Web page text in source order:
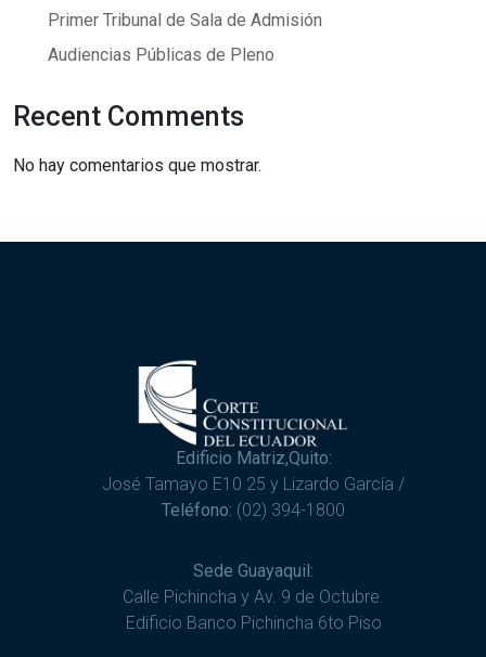
Primer Tribunal de Sala de Admisión
Audiencias Públicas de Pleno
Recent Comments
No hay comentarios que mostrar.
Edificio Matriz,Quito:
José Tamayo E10 25 y Lizardo García /
Teléfono: (02) 394-1800
Sede Guayaquil:
Calle Pichincha y Av. 9 de Octubre.
Edificio Banco Pichincha 6to Piso